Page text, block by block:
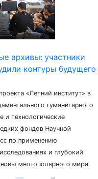
архивы: участники
контуры будущего
«Летний институт» в
гуманитарного
и технологические
фондов Научной
по применению
и глубокий
многополярного мира.